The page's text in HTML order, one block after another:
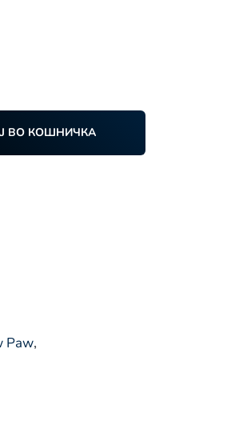
ВО КОШНИЧКА
Paw,